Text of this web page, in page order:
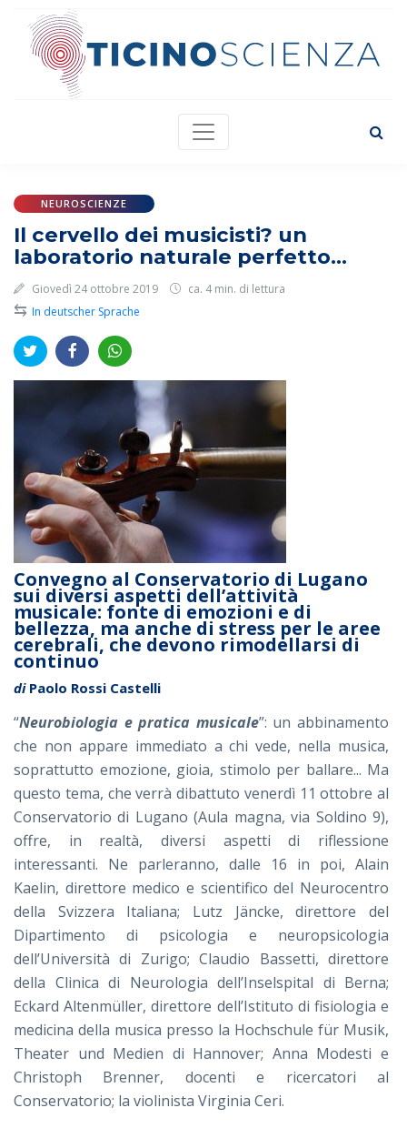
NEUROSCIENZE
Il cervello dei musicisti? un
laboratorio naturale perfetto...
Giovedì 24 ottobre 2019 ca. 4 min. di lettura
⇆ In deutscher Sprache
Convegno al Conservatorio di Lugano
sui diversi aspetti dell’attività
musicale: fonte di emozioni e di
bellezza, ma anche di stress per le aree
cerebrali, che devono rimodellarsi di
continuo
diPaolo Rossi Castelli
“Neurobiologia e pratica musicale”: un abbinamento
che non appare immediato a chi vede, nella musica,
soprattutto emozione, gioia, stimolo per ballare... Ma
questo tema, che verrà dibattuto venerdì 11 ottobre al
Conservatorio di Lugano (Aula magna, via Soldino 9),
offre, in realtà, diversi aspetti di riflessione
interessanti. Ne parleranno, dalle 16 in poi, Alain
Kaelin, direttore medico e scientifico del Neurocentro
della Svizzera Italiana; Lutz Jäncke, direttore del
Dipartimento di psicologia e neuropsicologia
dell’Università di Zurigo; Claudio Bassetti, direttore
della Clinica di Neurologia dell’Inselspital di Berna;
Eckard Altenmüller, direttore dell’Istituto di fisiologia e
medicina della musica presso la Hochschule für Musik,
Theater und Medien di Hannover; Anna Modesti e
Christoph Brenner, docenti e ricercatori al
Conservatorio; la violinista Virginia Ceri.